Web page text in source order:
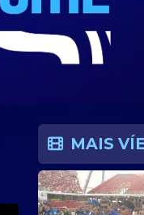
MAIS